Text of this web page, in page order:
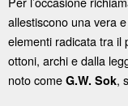
allestiscono una vera
elementi radicata tra il
ottoni, archi e dalla
noto come G.W. Sok,